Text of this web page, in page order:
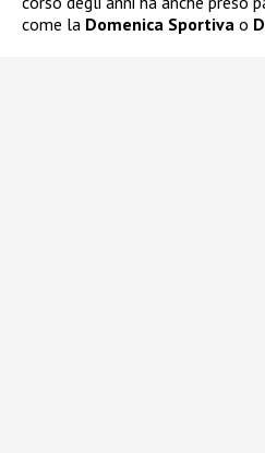
come la Domenica Sportiva o